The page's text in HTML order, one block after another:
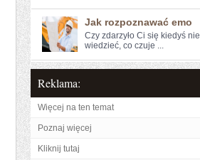
Jak rozpoznawać emo
Czy zdarzyło Ci ‌się kiedyś ⁤nie
wiedzieć, ‍co czuje ...
Reklama:
Więcej na ten temat
Poznaj więcej
Kliknij tutaj